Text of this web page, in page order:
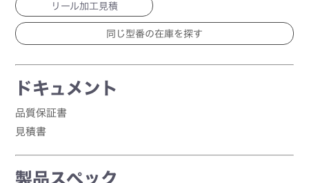
リール加工見積
ドキュメント
品質保証書
見積書
製品スペック